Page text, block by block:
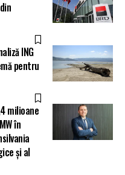
ING
pentru
milioane
în
și al